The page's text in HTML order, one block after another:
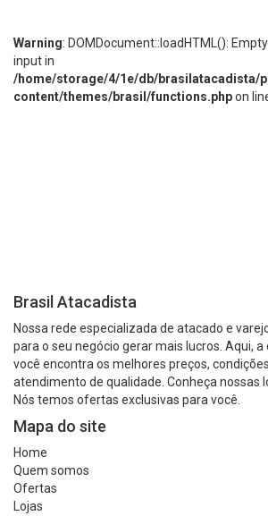
Warning: DOMDocument::loadHTML():
input in
/home/storage/4/1e/db/brasilatacadista/
content/themes/brasil/functions.phpon
Brasil Atacadista
Nossa rede especializada de atacado e
para o seu negócio gerar mais lucros. Aqui,
você encontra os melhores preços,
atendimento de qualidade. Conheça nossas
Nós temos ofertas exclusivas para você.
Mapa do site
Home
Quem somos
Ofertas
Lojas